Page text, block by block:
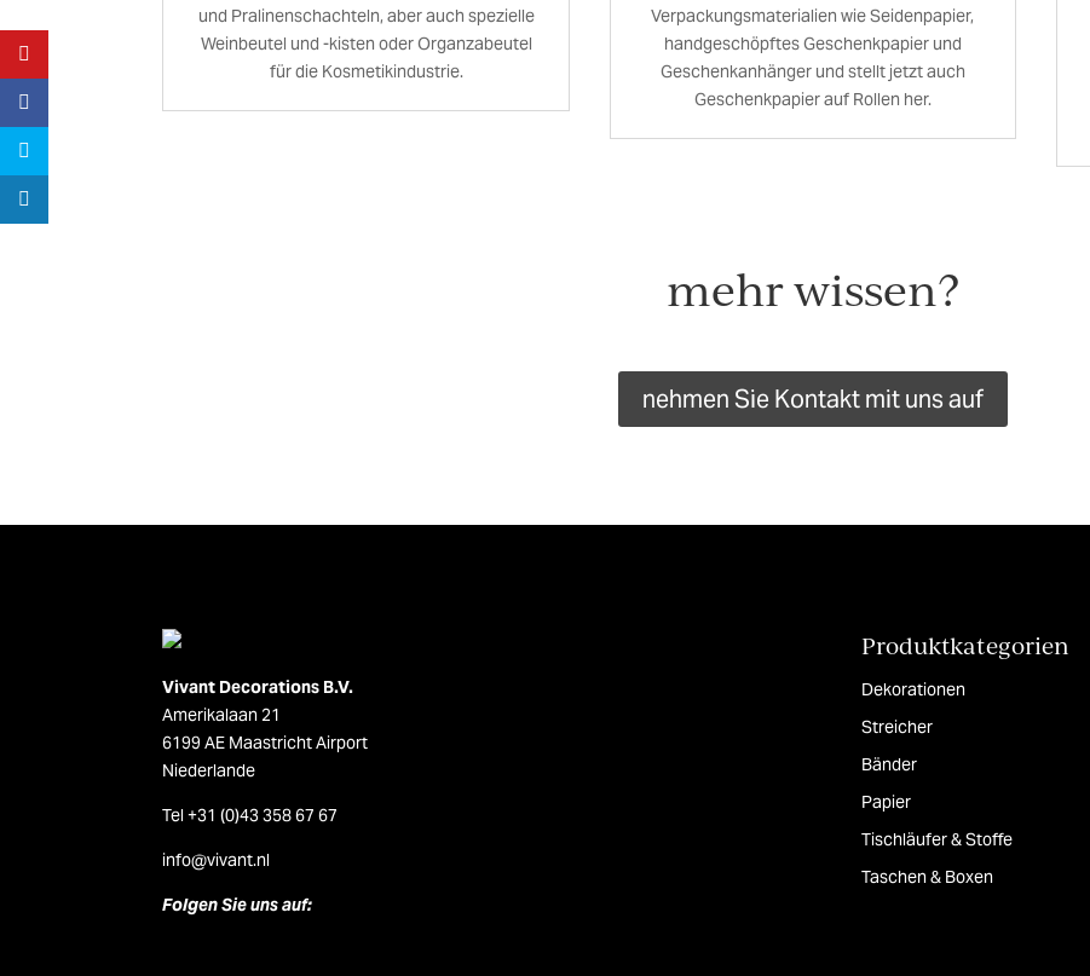
und Pralinenschachteln, aber auch spezielle
Weinbeutel und -kisten oder Organzabeutel
für die Kosmetikindustrie.
Verpackungsmaterialien wie Seidenpapier,
handgeschöpftes Geschenkpapier und
Geschenkanhänger und stellt jetzt auch
Geschenkpapier auf Rollen her.
mehr wissen?
nehmen Sie Kontakt mit uns auf
Vivant Decorations B.V.
Amerikalaan 21
6199 AE Maastricht Airport
Niederlande
Tel +31 (0)43 358 67 67
info@vivant.nl
Folgen Sie uns auf:
Produktkategorien
Dekorationen
Streicher
Bänder
Papier
Tischläufer & Stoffe
Taschen & Boxen